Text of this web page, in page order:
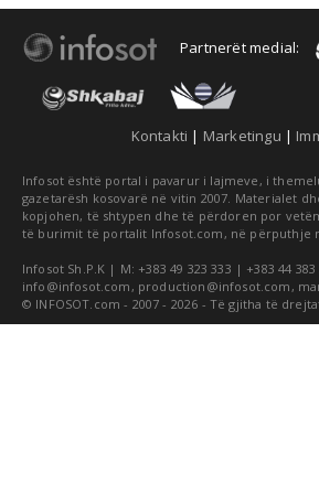
Partnerët medial:
Kontakti | Marketingu |
Infosot është portal i pavarur i lajmeve, i
gazetarësh kosovarë në vitin 2007. Materialet
kopjohen, të shtypen dhe të përdoren por
të burimit të portalit Infosot.com, në përputhje
Infosot Sh.P.K | M: +383 49 323 333 | +383 44 383
info@infosot.com , production@infosot.com ,
© INFOSOT.com - 2007 - 2026 - Të gjitha të